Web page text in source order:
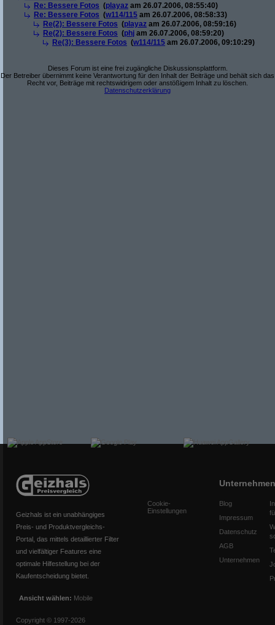
Re: Bessere Fotos (playaz am 26.07.2006, 08:55:40)
Re: Bessere Fotos (w114/115 am 26.07.2006, 08:58:33)
Re(2): Bessere Fotos (playaz am 26.07.2006, 08:59:16)
Re(2): Bessere Fotos (phj am 26.07.2006, 08:59:20)
Re(3): Bessere Fotos (w114/115 am 26.07.2006, 09:10:29)
Dieses Forum ist eine frei zugängliche Diskussionsplattform.
Der Betreiber übernimmt keine Verantwortung für den Inhalt der Beiträge und behält sich das
Recht vor, Beiträge mit rechtswidrigem oder anstößigem Inhalt zu löschen.
Datenschutzerklärung
Geizhals ist ein unabhängiges
Preis- und Produktvergleichs-
Portal, das mittels detaillierter Filter
und vielfältiger Features eine
optimale Hilfestellung bei der
Kaufentscheidung bietet.
Ansicht wählen: Mobile
Copyright © 1997-2026
Cookie-
Einstellungen
Unternehmen
Blog
Impressum
Datenschutz
AGB
Unternehmen